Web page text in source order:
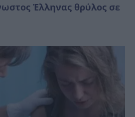
Έλληνας θρύλος σε